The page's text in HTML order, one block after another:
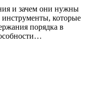
и зачем они нужны
которые
порядка в